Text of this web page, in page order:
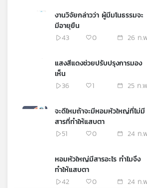
งานวิจัยกล่าวว่า ผู้มีมโนธรรมจะ
มีอายุยืน
43
0 26 ก.
แสงสีแดงช่วยปรับปรุงการมอง
เห็น
36
1 25 ก.
จะดีไหมถ้าจะมีหอมหัวใหญ่ที่ไม่มี
สารที่ทำให้แสบตา
51
0 24 ก.
หอมหัวใหญ่มีสารอะไร ทำไมจึง
ทำให้แสบตา
42
0 24 ก.